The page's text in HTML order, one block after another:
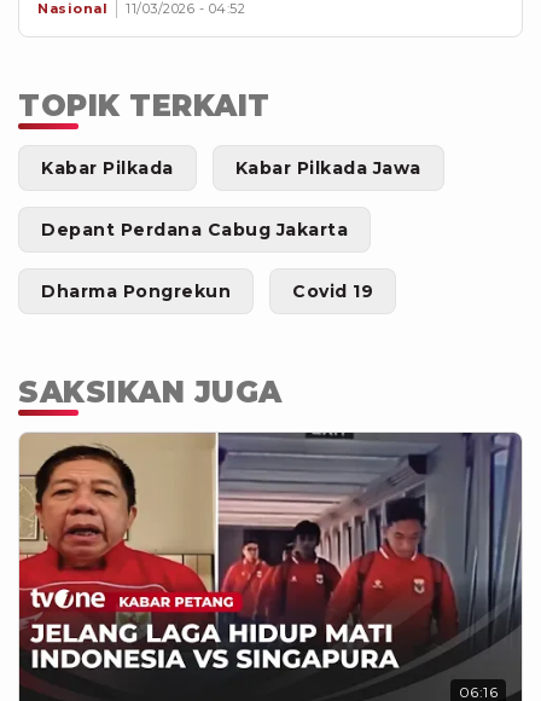
Nasional 11/03/2026 - 04:52
TOPIK TERKAIT
Kabar Pilkada Kabar Pilkada Jawa
Depant Perdana Cabug Jakarta
Dharma Pongrekun Covid 19
SAKSIKAN JUGA
06:16